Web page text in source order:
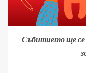
Събитието ще се